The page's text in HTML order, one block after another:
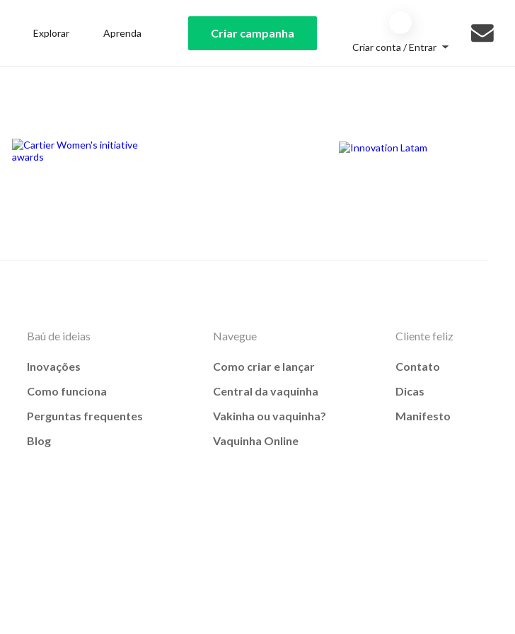
Explorar Aprenda Criar campanha
Criar conta / Entrar
Baú de ideias
Inovações
Como funciona
Perguntas frequentes
Blog
Navegue
Como criar e lançar
Central da vaquinha
Vakinha ou vaquinha?
Vaquinha Online
Cliente feliz
Contato
Dicas
Manifesto